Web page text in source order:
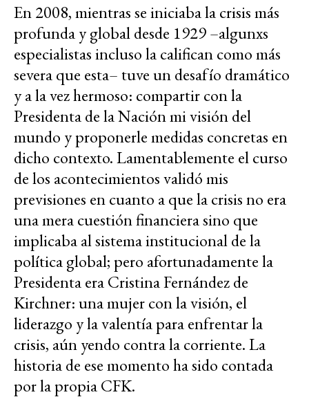
En 2008, mientras se iniciaba la crisis más
profunda y global desde 1929 –algunxs
especialistas incluso la califican como más
severa que esta– tuve un desafío dramático
y a la vez hermoso: compartir con la
Presidenta de la Nación mi visión del
mundo y proponerle medidas concretas en
dicho contexto. Lamentablemente el curso
de los acontecimientos validó mis
previsiones en cuanto a que la crisis no era
una mera cuestión financiera sino que
implicaba al sistema institucional de la
política global; pero afortunadamente la
Presidenta era Cristina Fernández de
Kirchner: una mujer con la visión, el
liderazgo y la valentía para enfrentar la
crisis, aún yendo contra la corriente. La
historia de ese momento ha sido contada
por la propia CFK.